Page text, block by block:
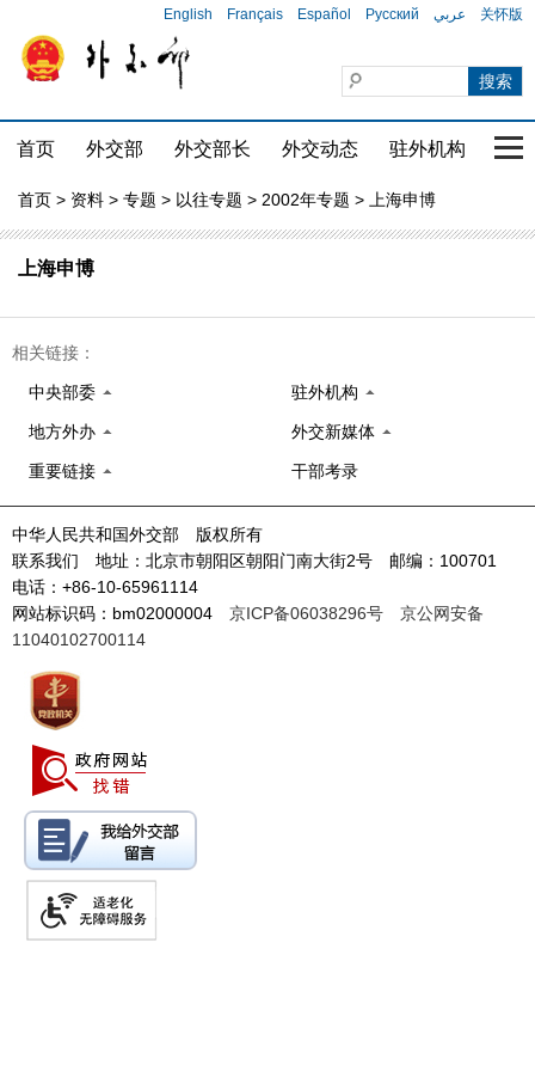
English Français Español Русский عربي 关怀版
首页 外交部 外交部长 外交动态 驻外机构 国
首页 > 资料 > 专题 > 以往专题 > 2002年专题 > 上海申博
上海申博
相关链接：
中央部委 驻外机构
地方外办 外交新媒体
重要链接 干部考录
中华人民共和国外交部 版权所有
联系我们 地址：北京市朝阳区朝阳门南大街2号 邮编：100701
电话：+86-10-65961114
网站标识码：bm02000004 京ICP备06038296号
京公网安备
11040102700114